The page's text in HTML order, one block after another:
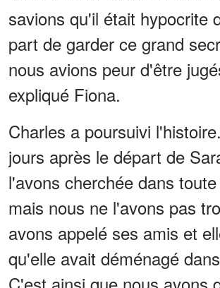
savions qu'il était hypocrite
part de garder ce grand
nous avions peur d'être
expliqué Fiona.
Charles a poursuivi
jours après le départ de
l'avons cherchée dans
mais nous ne l'avons pas
avons appelé ses amis et
qu'elle avait déménagé